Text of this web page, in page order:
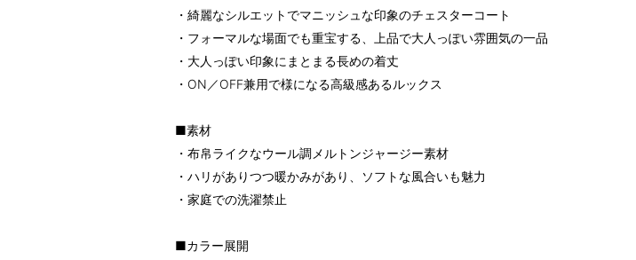
・綺麗なシルエットでマニッシュな印象のチェスターコート
・フォーマルな場面でも重宝する、上品で大人っぽい雰囲気の一品
・大人っぽい印象にまとまる長めの着丈
・ON／OFF兼用で様になる高級感あるルックス
■素材
・布帛ライクなウール調メルトンジャージー素材
・ハリがありつつ暖かみがあり、ソフトな風合いも魅力
・家庭での洗濯禁止
■カラー展開